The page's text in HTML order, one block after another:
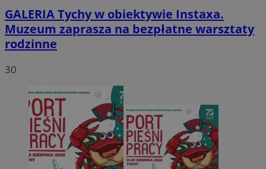
GALERIATychy w obiektywie Instaxa.
Muzeum zaprasza na bezpłatne warsztaty
rodzinne
30